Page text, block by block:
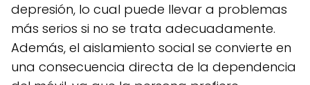
depresión, lo cual puede llevar a problemas
más serios si no se trata adecuadamente.
Además, el aislamiento social se convierte en
una consecuencia directa de la dependencia